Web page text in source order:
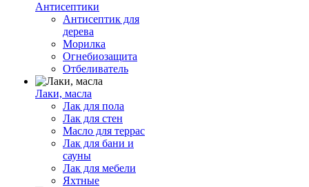
Антисептики
Антисептик для
дерева
Морилка
Огнебиозащита
Отбеливатель
Лаки, масла
Лак для пола
Лак для стен
Масло для террас
Лак для бани и
сауны
Лак для мебели
Яхтные